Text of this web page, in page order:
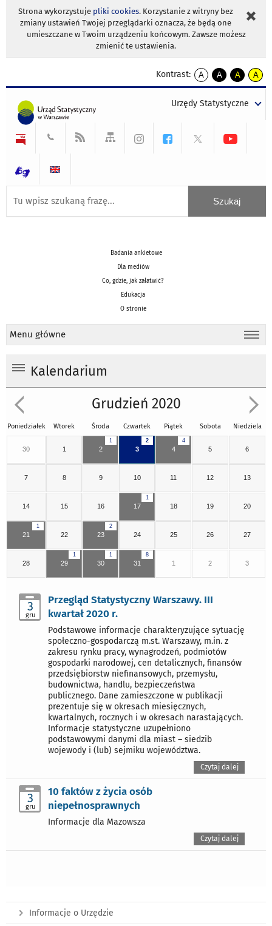
Strona wykorzystuje pliki cookies. Korzystanie z witryny bez
zmiany ustawień Twojej przeglądarki oznacza, że będą one
umieszczane w Twoim urządzeniu końcowym. Zawsze możesz
zmienić te ustawienia.
Kontrast:
A
kontrast
A
kontrast
tekst
czarnym
A
kontrast
tekst
czarnym
A
tekst
żółtym
Urzędy Statystyczne
Badania ankietowe
Dla mediów
Co, gdzie, jak załatwić?
Edukacja
O stronie
Menu główne
Kalendarium
Grudzień 2020
Poniedziałek Wtorek Środa Czwartek Piątek Sobota Niedziela
30 1
1
2
2
3
4
4 5 6
7 8 9 10 11 12 13
14 15 16
1
17 18 19 20
1
21 22
2
23 24 25 26 27
28
1
29
1
30
8
31 1 2 3
3
gru
Przegląd Statystyczny Warszawy. III
kwartał 2020 r.
Podstawowe informacje charakteryzujące sytuację
społeczno-gospodarczą m.st. Warszawy, m.in. z
zakresu rynku pracy, wynagrodzeń, podmiotów
gospodarki narodowej, cen detalicznych, finansów
przedsiębiorstw niefinansowych, przemysłu,
budownictwa, handlu, bezpieczeństwa
publicznego. Dane zamieszczone w publikacji
prezentuje się w okresach miesięcznych,
kwartalnych, rocznych i w okresach narastających.
Informacje statystyczne uzupełniono
podstawowymi danymi dla miast – siedzib
wojewody i (lub) sejmiku województwa.
Czytaj dalej
3
gru
10 faktów z życia osób
niepełnosprawnych
Informacje dla Mazowsza
Czytaj dalej
Informacje o Urzędzie